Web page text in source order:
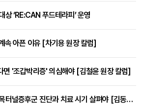
상 ‘RE:CAN 푸드테라피’ 운영
속 아픈 이유 [차기용 원장 칼럼]
면 '조갑박리증' 의심해야 [김철윤 원장 칼럼]
손 저림 반복된다면 손목터널증후군 진단과 치료 시기 살펴야 [김동현 원장 칼럼]